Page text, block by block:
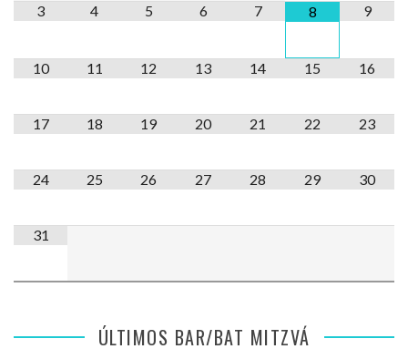
3 4 5 6 7 8 9
10 11 12 13 14 15 16
17 18 19 20 21 22 23
24 25 26 27 28 29 30
31
ÚLTIMOS BAR/BAT MITZVÁ